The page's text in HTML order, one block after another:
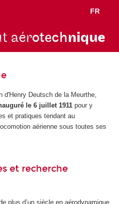
FR
aérotechnique
d'Henry Deutsch de la Meurthe,
le 6 juillet 1911pour y
et pratiques tendant au
aérienne sous toutes ses
et recherche
plus d’un siècle en aérodynamique,